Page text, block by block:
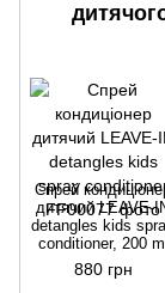
Спрей
дитячий LEAVE-
detangles kids
conditioner, 200 ml
880 грн